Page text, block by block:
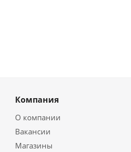
Компания
О компании
Вакансии
Магазины